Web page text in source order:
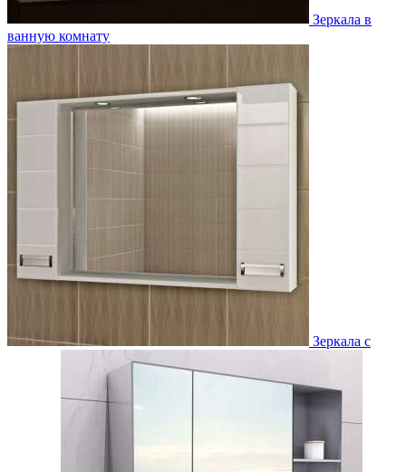
Зеркала в
ванную комнату
Зеркала с